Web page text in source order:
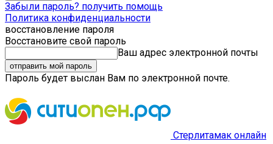
Забыли пароль? получить помощь
Политика конфиденциальности
восстановление пароля
Восстановите свой пароль
Ваш адрес электронной почты
Пароль будет выслан Вам по электронной почте.
Стерлитамак онлайн